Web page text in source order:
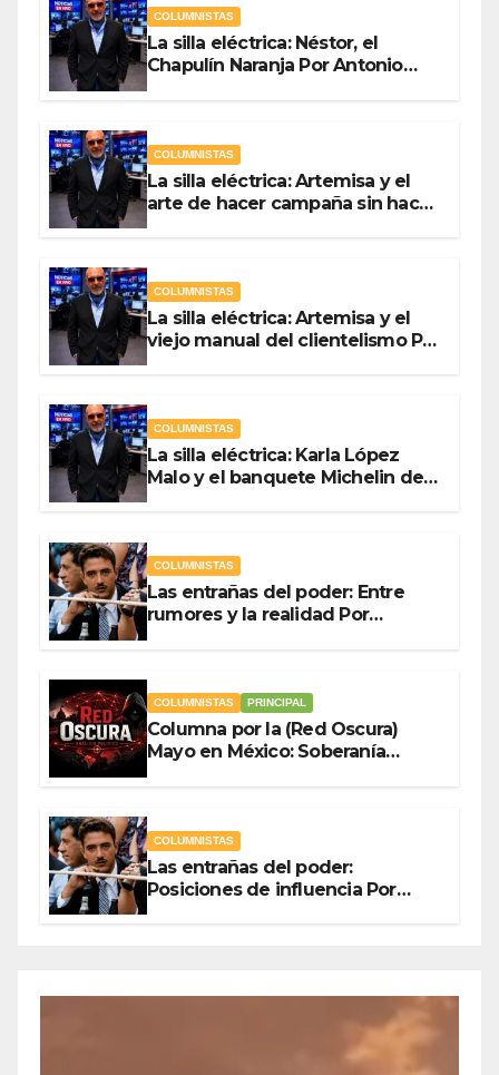
COLUMNISTAS
La silla eléctrica: Néstor, el
Chapulín Naranja Por Antonio
COLUMNISTAS
La silla eléctrica: Artemisa y el
arte de hacer campaña sin hacer
COLUMNISTAS
La silla eléctrica: Artemisa y el
viejo manual del clientelismo Por
COLUMNISTAS
La silla eléctrica: Karla López
Malo y el banquete Michelin del
COLUMNISTAS
Las entrañas del poder: Entre
rumores y la realidad Por
COLUMNISTAS PRINCIPAL
Columna por la (Red Oscura)
Mayo en México: Soberanía
COLUMNISTAS
Las entrañas del poder:
Posiciones de influencia Por